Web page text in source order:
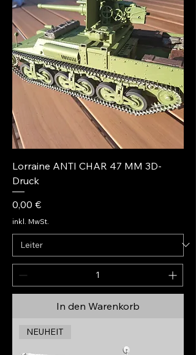
Lorraine ANTI CHAR 47 MM 3D-
Druck
Preis
0,00 €
inkl. MwSt.
In den Warenkorb
NEUHEIT